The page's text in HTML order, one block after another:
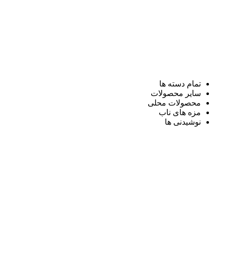
تمام دسته ها
سایر محصولات
محصولات محلی
مزه های ناب
نوشیدنی ها